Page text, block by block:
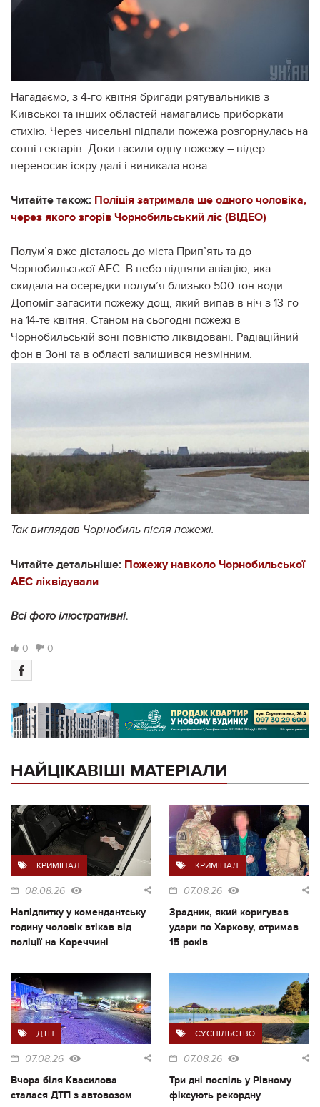
Нагадаємо, з 4-го квітня бригади рятувальників з
Київської та інших областей намагались приборкати
стихію. Через чисельні підпали пожежа розгорнулась на
сотні гектарів. Доки гасили одну пожежу – відер
переносив іскру далі і виникала нова.
Читайте також: Поліція затримала ще одного чоловіка,
через якого згорів Чорнобильський ліс (ВІДЕО)
Полум’я вже дісталось до міста Прип’ять та до
Чорнобильської АЕС. В небо підняли авіацію, яка
скидала на осередки полум’я близько 500 тон води.
Допоміг загасити пожежу дощ, який випав в ніч з 13-го
на 14-те квітня. Станом на сьогодні пожежі в
Чорнобильській зоні повністю ліквідовані. Радіаційний
фон в Зоні та в області залишився незмінним.
Так виглядав Чорнобиль після пожежі.
Читайте детальніше: Пожежу навколо Чорнобильської
АЕС ліквідували
Всі фото ілюстративні.
0 0
НАЙЦІКАВІШІ МАТЕРІАЛИ
КРИМІНАЛ
08.08.26
Напідпитку у комендантську
годину чоловік втікав від
поліції на Кореччині
КРИМІНАЛ
07.08.26
Зрадник, який коригував
удари по Харкову, отримав
15 років
ДТП
07.08.26
Вчора біля Квасилова
сталася ДТП з автовозом
СУСПІЛЬСТВО
07.08.26
Три дні поспіль у Рівному
фіксують рекордну